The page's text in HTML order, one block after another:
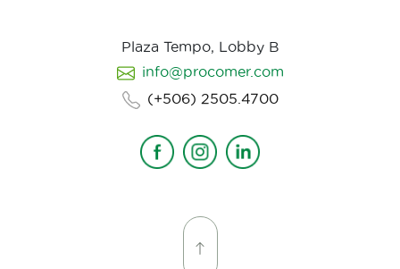
Plaza Tempo, Lobby B
info@procomer.com
(+506) 2505.4700